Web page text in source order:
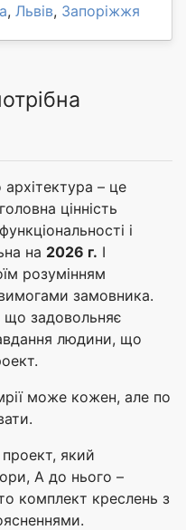
, Львів, Запоріжжя
– це
цінність
і
на 2026 г. І
розумінням
замовника.
що задовольняє
людини, що
може кожен, але по
який
А до нього –
комплект креслень з